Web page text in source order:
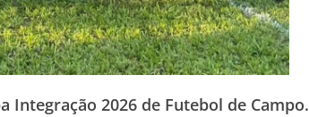
Integração 2026 de Futebol de Campo.